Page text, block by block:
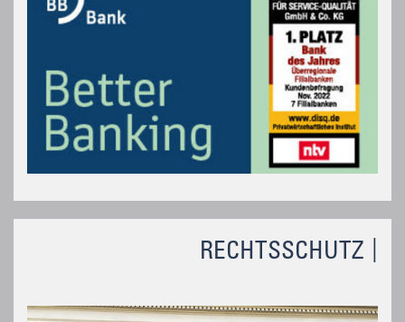
RECHTSSCHUTZ